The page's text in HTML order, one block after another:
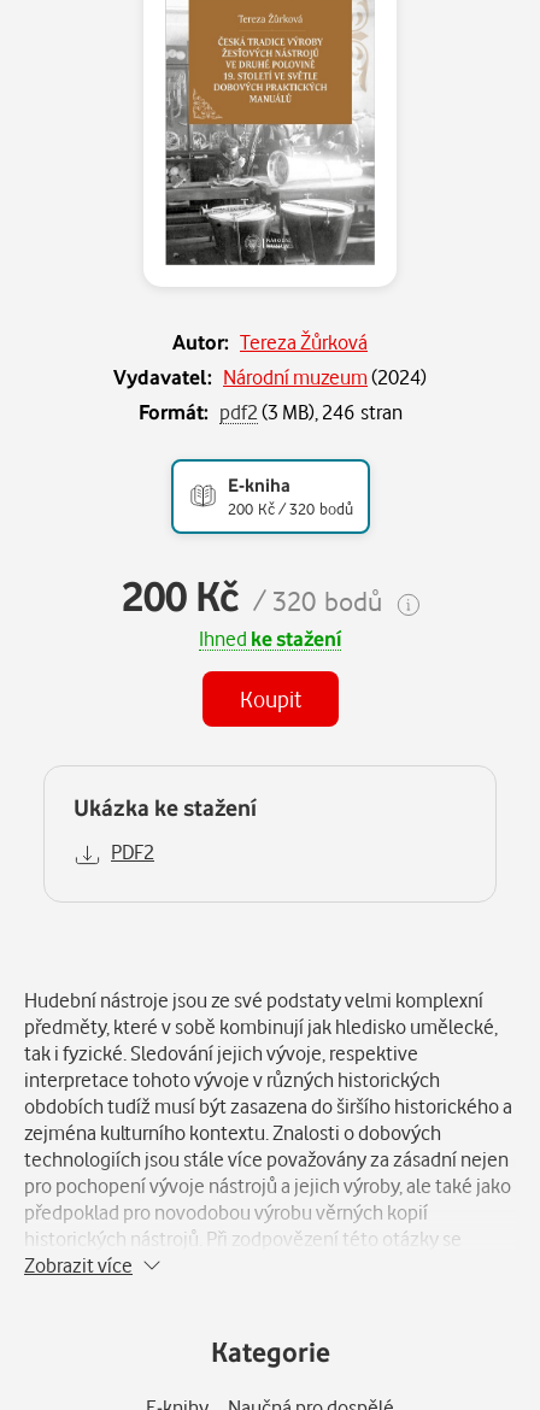
Autor: Tereza Žůrková
Vydavatel: Národní muzeum(2024)
Formát: pdf2(3 MB), 246 stran
E-kniha
200 Kč / 320 bodů
200 Kč / 320 bodů
Ihned ke stažení
Koupit
Ukázka ke stažení
PDF2
Hudební nástroje jsou ze své podstaty velmi komplexní
předměty, které v sobě kombinují jak hledisko umělecké,
tak i fyzické. Sledování jejich vývoje, respektive
interpretace tohoto vývoje v různých historických
obdobích tudíž musí být zasazena do širšího historického a
zejména kulturního kontextu. Znalosti o dobových
technologiích jsou stále více považovány za zásadní nejen
pro pochopení vývoje nástrojů a jejich výroby, ale také jako
předpoklad pro novodobou výrobu věrných kopií
historických nástrojů. Při zodpovězení této otázky se
potýkáme s nedostatkem přímých pramenů a poznatky lze
unikátním pramenům zařadit praktické manuály dvou
českých výrobců žesťových nástrojů - V. F. Červeného (O
výrobě kovových hudebních nástrojů) a J. Šedivy (Návod na
Zobrazit více
Kategorie